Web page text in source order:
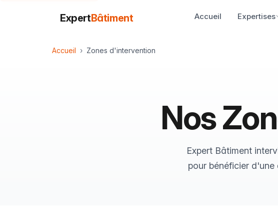
ExpertBâtiment Accueil Expertises
Accueil Zones d'intervention
Nos
Expert Bâtiment
pour bénéficier